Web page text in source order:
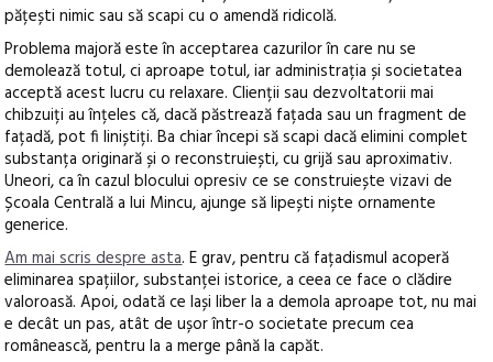
pățești nimic sau să scapi cu o amendă ridicolă.
Problema majoră este în acceptarea cazurilor în care nu se
demolează totul, ci aproape totul, iar administrația și societatea
acceptă acest lucru cu relaxare. Clienții sau dezvoltatorii mai
chibzuiți au înțeles că, dacă păstrează fațada sau un fragment de
fațadă, pot fi liniștiți. Ba chiar începi să scapi dacă elimini complet
substanța originară și o reconstruiești, cu grijă sau aproximativ.
Uneori, ca în cazul blocului opresiv ce se construiește vizavi de
Școala Centrală a lui Mincu, ajunge să lipești niște ornamente
generice.
Am mai scris despre asta. E grav, pentru că fațadismul acoperă
eliminarea spațiilor, substanței istorice, a ceea ce face o clădire
valoroasă. Apoi, odată ce lași liber la a demola aproape tot, nu mai
e decât un pas, atât de ușor într-o societate precum cea
românească, pentru la a merge până la capăt.